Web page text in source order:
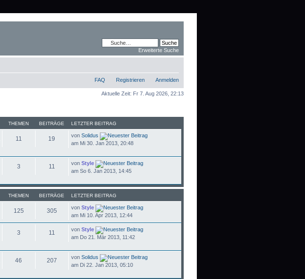
Erweiterte Suche
FAQ Registrieren Anmelden
Aktuelle Zeit: Fr 7. Aug 2026, 22:13
THEMEN BEITRÄGE LETZTER BEITRAG
11 19 von Solidus
am Mi 30. Jan 2013, 20:48
3 11 von Style
am So 6. Jan 2013, 14:45
THEMEN BEITRÄGE LETZTER BEITRAG
125 305 von Style
am Mi 10. Apr 2013, 12:44
3 11 von Style
am Do 21. Mär 2013, 11:42
46 207 von Solidus
am Di 22. Jan 2013, 05:10